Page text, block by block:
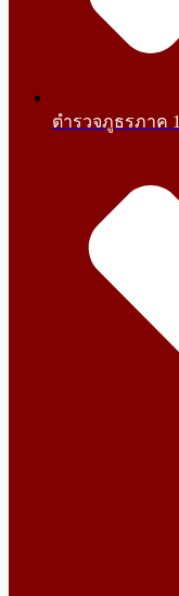
ตำรวจภูธรภาค 1